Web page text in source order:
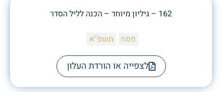
162 – גיליון מיוחד – הכנה לליל הסדר
פסח תשפ''א
לצפייה או הורדת העלון